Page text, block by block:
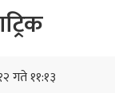
गते ११:१३